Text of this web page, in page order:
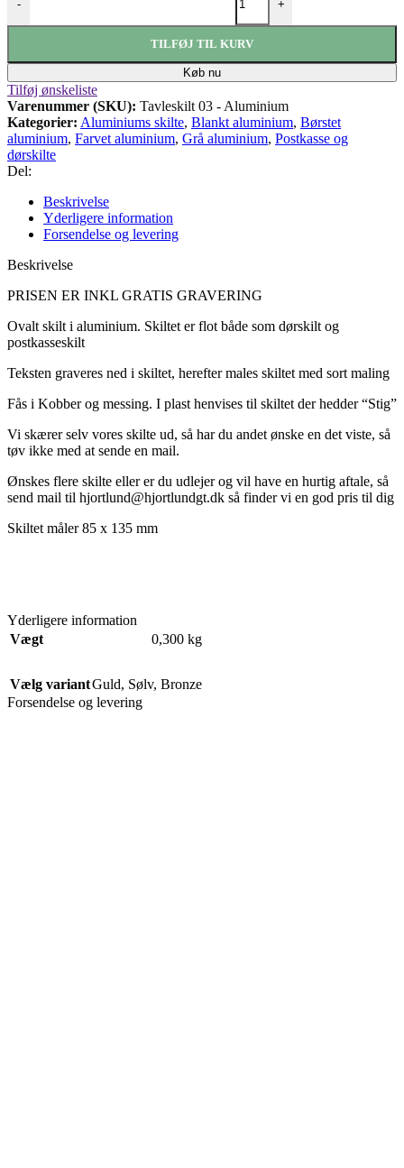
- +
TILFØJ TIL KURV
Køb nu
Tilføj ønskeliste
Varenummer (SKU): Tavleskilt 03 - Aluminium
Kategorier: Aluminiums skilte, Blankt aluminium, Børstet
aluminium, Farvet aluminium, Grå aluminium, Postkasse og
dørskilte
Del:
Beskrivelse
Yderligere information
Forsendelse og levering
Beskrivelse
PRISEN ER INKL GRATIS GRAVERING
Ovalt skilt i aluminium. Skiltet er flot både som dørskilt og
postkasseskilt
Teksten graveres ned i skiltet, herefter males skiltet med sort maling
Fås i Kobber og messing. I plast henvises til skiltet der hedder “Stig”
Vi skærer selv vores skilte ud, så har du andet ønske en det viste, så
tøv ikke med at sende en mail.
Ønskes flere skilte eller er du udlejer og vil have en hurtig aftale, så
send mail til hjortlund@hjortlundgt.dk så finder vi en god pris til dig
Skiltet måler 85 x 135 mm
Yderligere information
Vægt
0,300 kg
Vælg variantGuld, Sølv, Bronze
Forsendelse og levering